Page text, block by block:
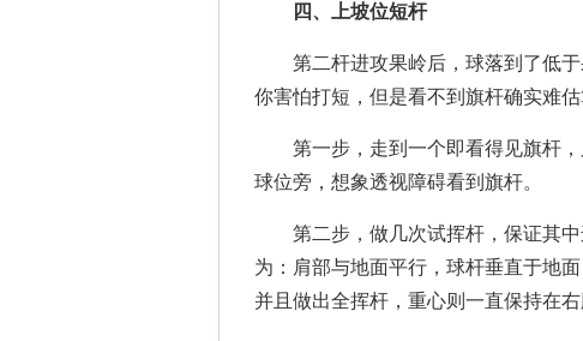
四、上坡位短杆
第二杆进攻果岭后，球落到了低于
你害怕打短，但是看不到旗杆确实难
第一步，走到一个即看得见旗杆，
球位旁，想象透视障碍看到旗杆。
第二步，做几次试挥杆，保证其中
为：肩部与地面平行，球杆垂直于地
并且做出全挥杆，重心则一直保持在右